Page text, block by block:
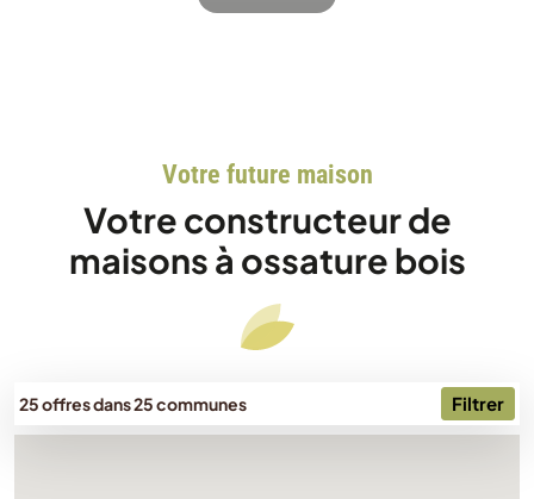
Votre future maison
Votre constructeur de
maisons à ossature bois
25 offres dans 25 communes Filtrer